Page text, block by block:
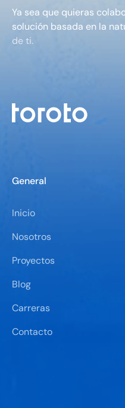
Ya sea que quieras
solución basada en la
de ti.
General
Inicio
Nosotros
Proyectos
Blog
Carreras
Contacto